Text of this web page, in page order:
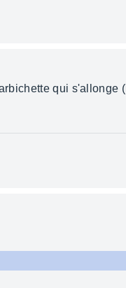
qui s'allonge